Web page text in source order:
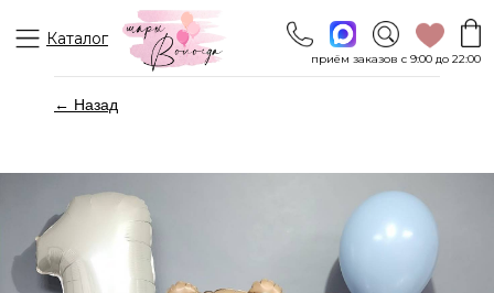
Каталог
приём заказов с 9:00 до 22:00
← Назад